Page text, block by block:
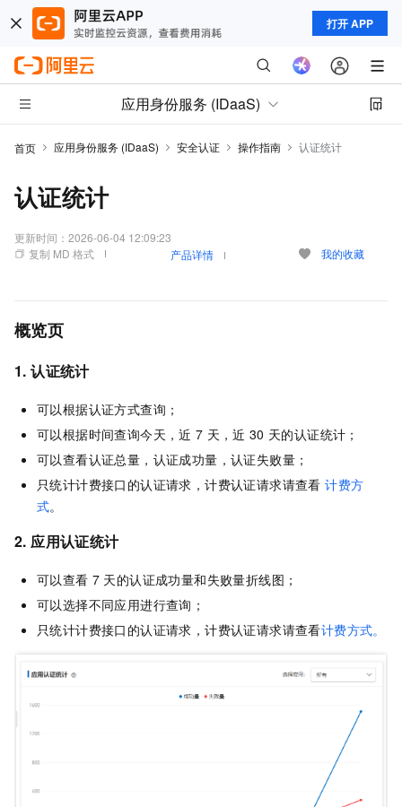
打开 APP
应用身份服务 (IDaaS)
首页 应用身份服务 (IDaaS) 安全认证 操作指南 认证统计
认证统计
更新时间： 2026-06-04 12:09:23
复制 MD 格式
产品详情 我的收藏
概览页
1. 认证统计
可以根据认证方式查询；
可以根据时间查询今天，近 7 天，近 30 天的认证统计；
可以查看认证总量，认证成功量，认证失败量；
只统计计费接口的认证请求，计费认证请求请查看计费方
式。
2. 应用认证统计
可以查看 7 天的认证成功量和失败量折线图；
可以选择不同应用进行查询；
只统计计费接口的认证请求，计费认证请求请查看计费方式。